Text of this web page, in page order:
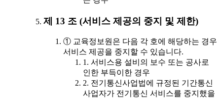
제 13 조 (서비스 제공의 중지 및 제한)
① 교육정보원은 다음 각 호에 해당하는 경우
서비스 제공을 중지할 수 있습니다.
1. 서비스용 설비의 보수 또는 공사로
인한 부득이한 경우
2. 전기통신사업법에 규정된 기간통신
사업자가 전기통신 서비스를 중지했을